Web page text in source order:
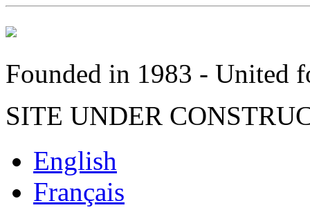
Founded in 1983 - United
SITE UNDER
English
Français